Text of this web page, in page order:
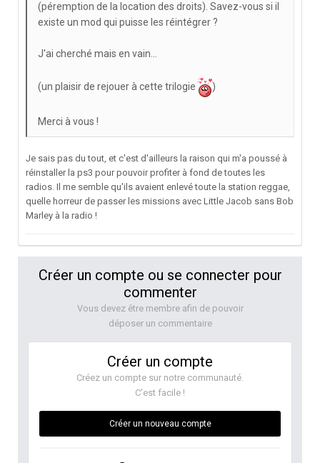
(péremption de la location des droits). Savez-vous si il
existe un mod qui puisse les réintégrer ?
J'ai cherché mais en vain...
(un plaisir de rejouer à cette trilogie )
Merci à vous !
Je sais pas du tout, et c'est d'ailleurs la raison qui m'a poussé à
réinstaller la ps3 pour pouvoir profiter à fond de toutes les
radios. Il me semble qu'ils avaient enlevé toute la station reggae,
quelle horreur de passer les missions avec Little Jacob sans Bob
Marley à la radio !
Créer un compte ou se connecter pour
commenter
Vous devez être membre afin de pouvoir
déposer un commentaire
Créer un compte
Créez un compte sur notre communauté.
C’est facile !
Créer un nouveau compte